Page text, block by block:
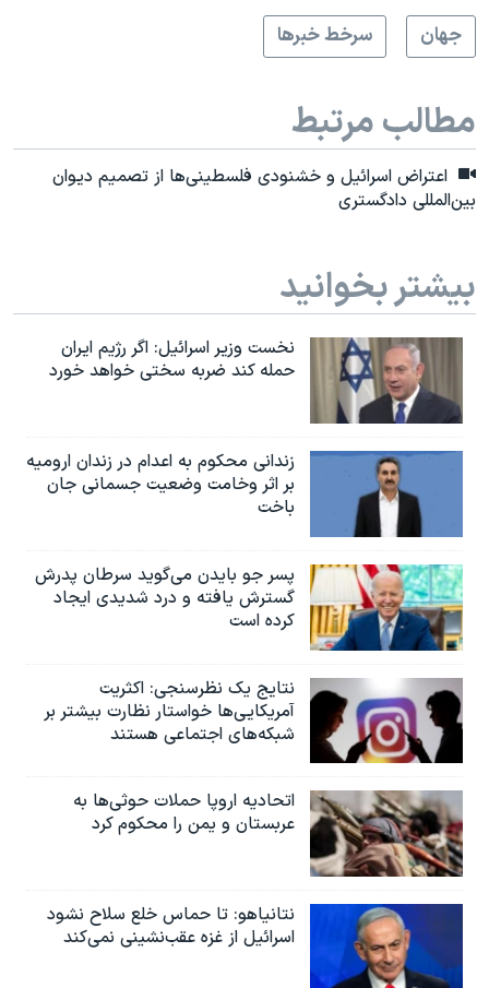
جهان
سرخط خبرها
مطالب مرتبط
اعتراض اسرائیل و خشنودی فلسطینی‌ها از تصمیم دیوان
بین‌المللی دادگستری
بیشتر بخوانید
نخست وزیر اسرائيل: اگر رژیم ایران
حمله کند ضربه سختی خواهد خورد
زندانی محکوم به اعدام در زندان ارومیه
بر اثر وخامت وضعیت جسمانی جان
باخت
پسر جو بایدن می‌گوید سرطان پدرش
گسترش یافته و درد شدیدی ایجاد
کرده است
نتایج یک نظرسنجی: اکثریت
آمریکایی‌ها خواستار نظارت بیشتر بر
شبکه‌های اجتماعی هستند
اتحادیه اروپا حملات حوثی‌ها به
عربستان و یمن را محکوم کرد
نتانیاهو: تا حماس خلع سلاح نشود
اسرائیل از غزه عقب‌نشینی نمی‌کند